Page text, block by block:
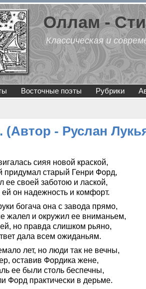
Оллам -
Классическая и
Восточные поэты Рубрики
(Автор - Руслан
сияя новой краской,
придумал старый Генри Форд,
ее своей заботою и лаской,
он надежность и комфорт.
богача она с завода прямо,
жалел и окружил ее вниманьем,
но правда слишком рьяно,
дала всем ожиданьям.
лет, но люди так не вечны,
оставив Фордика жене,
ее были столь беспечны,
Форд практически в дерьме.